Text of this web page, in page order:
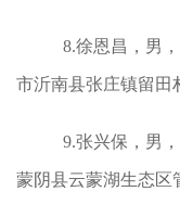
8.徐恩昌，男
市沂南县张庄镇留田
9.张兴保，男
蒙阴县云蒙湖生态区